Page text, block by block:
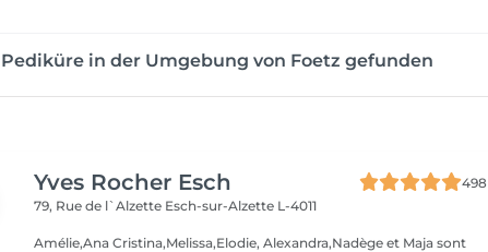
in der Umgebung von Foetz gefunden
Yves Rocher Esch
498
79, Rue de l`Alzette Esch-sur-Alzette L-4011
Amélie,Ana Cristina,Melissa,Elodie, Alexandra,Nadège et Maja sont